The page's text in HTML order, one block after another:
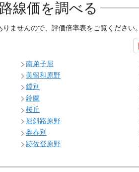
線価を調べる
ませんので、評価倍率表をご覧ください。
南弟子屈
美留和原野
鐺別
鈴蘭
桜丘
屈斜路原野
奥春別
跡佐登原野